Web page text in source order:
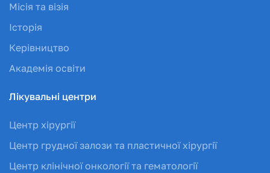
Місія та візія
Історія
Керівництво
Академія освіти
Лікувальні центри
Центр хірургії
Центр грудної залози та пластичної хірургії
Центр клінічної онкології та гематології